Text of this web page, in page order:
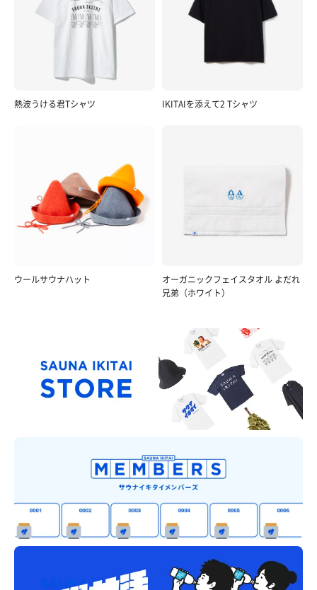
熱波うける君Tシャツ IKITAIを添えて2 Tシャツ
ウールサウナハット
オーガニックフェイスタオル よだれ
兄弟（ホワイト）